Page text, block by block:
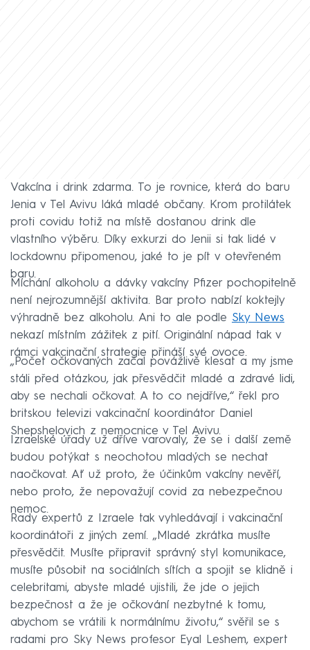
Vakcína i drink zdarma. To je rovnice, která do baru
Jenia v Tel Avivu láká mladé občany. Krom protilátek
proti covidu totiž na místě dostanou drink dle
vlastního výběru. Díky exkurzi do Jenii si tak lidé v
lockdownu připomenou, jaké to je pít v otevřeném
baru.
Míchání alkoholu a dávky vakcíny Pfizer pochopitelně
není nejrozumnější aktivita. Bar proto nabízí koktejly
výhradně bez alkoholu. Ani to ale podle Sky News
nekazí místním zážitek z pití. Originální nápad tak v
rámci vakcinační strategie přináší své ovoce.
„Počet očkovaných začal povážlivě klesat a my jsme
stáli před otázkou, jak přesvědčit mladé a zdravé lidi,
aby se nechali očkovat. A to co nejdříve,“ řekl pro
britskou televizi vakcinační koordinátor Daniel
Shepshelovich z nemocnice v Tel Avivu.
Izraelské úřady už dříve varovaly, že se i další země
budou potýkat s neochotou mladých se nechat
naočkovat. Ať už proto, že účinkům vakcíny nevěří,
nebo proto, že nepovažují covid za nebezpečnou
nemoc.
Rady expertů z Izraele tak vyhledávají i vakcinační
koordinátoři z jiných zemí. „Mladé zkrátka musíte
přesvědčit. Musíte připravit správný styl komunikace,
musíte působit na sociálních sítích a spojit se klidně i
celebritami, abyste mladé ujistili, že jde o jejich
bezpečnost a že je očkování nezbytné k tomu,
abychom se vrátili k normálnímu životu,“ svěřil se s
radami pro Sky News profesor Eyal Leshem, expert